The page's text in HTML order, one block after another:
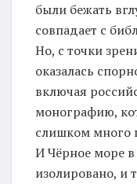
были бежать
совпадает с
Но, с точки
оказалась
включая
монографию,
слишком много
И Чёрное море в
изолировано, и